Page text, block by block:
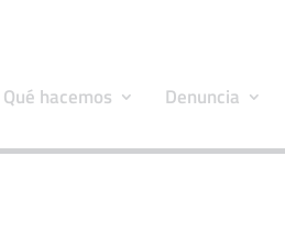
Qué hacemos Denuncia